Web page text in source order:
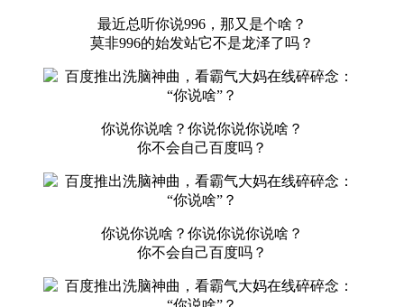
最近总听你说996，那又是个啥？
莫非996的始发站它不是龙泽了吗？
你说你说啥？你说你说你说啥？
你不会自己百度吗？
你说你说啥？你说你说你说啥？
你不会自己百度吗？